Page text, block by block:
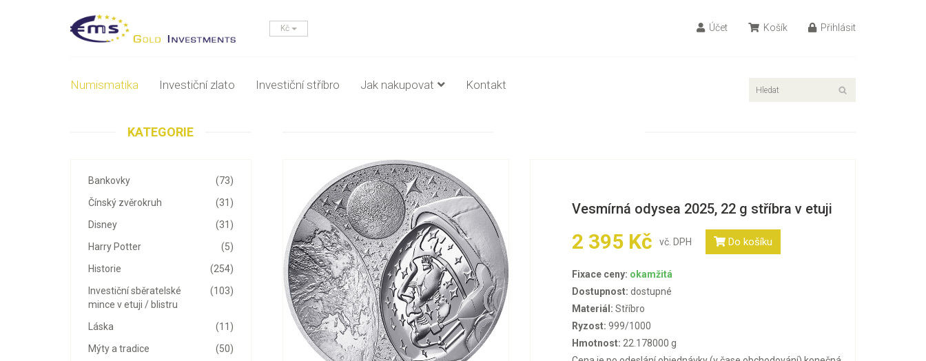
Kč Účet Košík Přihlásit
Numismatika Investiční zlato Investiční stříbro Jak nakupovat Kontakt
KATEGORIE
(73)
Bankovky
(31)
Čínský zvěrokruh
(31)
Disney
(5)
Harry Potter
(254)
Historie
(103)
Investiční sběratelské
mince v etuji / blistru
(11)
Láska
(50)
Mýty a tradice
Vesmírná odysea 2025, 22 g stříbra v etuji
2 395 Kč vč. DPH Do košíku
Fixace ceny: okamžitá
Dostupnost: dostupné
Materiál: Stříbro
Ryzost: 999/1000
Hmotnost: 22.178000 g